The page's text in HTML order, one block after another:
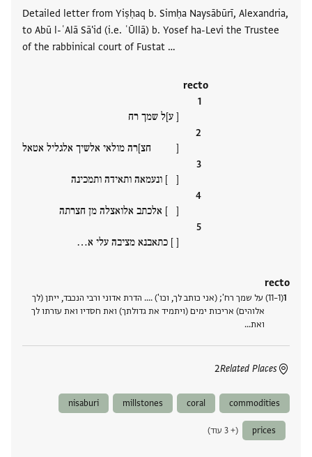
Detailed letter from Yiṣḥaq b. Simḥa Naysābūrī, Alexandria,
to Abū l-ʿAlā Sā'id (i.e. ʿŪllā) b. Yosef ha-Levi the Trustee
of the rabbinical court of Fustat …
recto
[ ע]ל שמך רח
[ חצ]רה מולאי אלשיך אלגליל אטאל
[ ] ונעמאה ותאידה ותמכינה
[ ] אלכתב אלואצלה מן חצרתה
[ ] כתאבנא מציבה עלי א‮…
recto
(1–11) על שמך רח'; (אני כותב לך, וכו') .... הדרת אדוני ורבי הנכבד, ייתן (לך
אלוהים) אריכות ימים (ויתמיד את גדולתך) ואת חסדיו ואת עזרתו לך
ואת‮…
Related Places
2
commodities
coral
millstones
nisaburi
prices (+ 3 עוד)